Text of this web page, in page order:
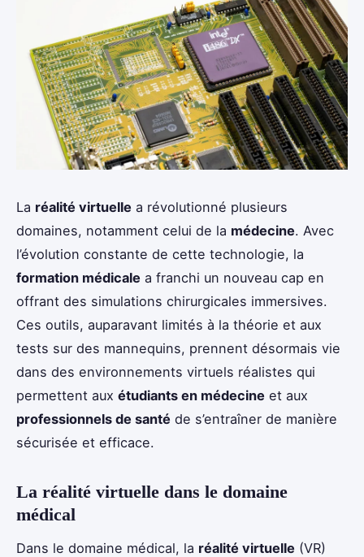
La réalité virtuelle a révolutionné plusieurs
domaines, notamment celui de la médecine. Avec
l’évolution constante de cette technologie, la
formation médicale a franchi un nouveau cap en
offrant des simulations chirurgicales immersives.
Ces outils, auparavant limités à la théorie et aux
tests sur des mannequins, prennent désormais vie
dans des environnements virtuels réalistes qui
permettent aux étudiants en médecine et aux
professionnels de santé de s’entraîner de manière
sécurisée et efficace.
La réalité virtuelle dans le domaine
médical
Dans le domaine médical, la réalité virtuelle (VR)